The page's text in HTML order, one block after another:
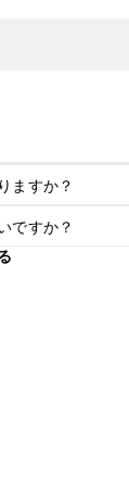
ますか？
ですか？
来たてをお召し